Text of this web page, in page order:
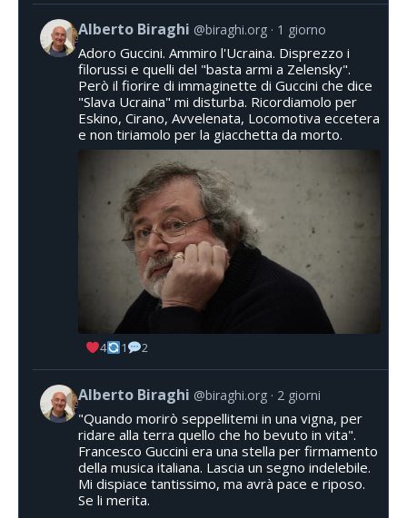
Alberto Biraghi @biraghi.org 1 giorno
Adoro Guccini. Ammiro l'Ucraina. Disprezzo i
filorussi e quelli del "basta armi a Zelensky".
Però il fiorire di immaginette di Guccini che dice
"Slava Ucraina" mi disturba. Ricordiamolo per
Eskino, Cirano, Avvelenata, Locomotiva eccetera
e non tiriamolo per la giacchetta da morto.
4 1 2
Alberto Biraghi @biraghi.org 2 giorni
"Quando morirò seppellitemi in una vigna, per
ridare alla terra quello che ho bevuto in vita".
Francesco Guccini era una stella per firmamento
della musica italiana. Lascia un segno indelebile.
Mi dispiace tantissimo, ma avrà pace e riposo.
Se li merita.